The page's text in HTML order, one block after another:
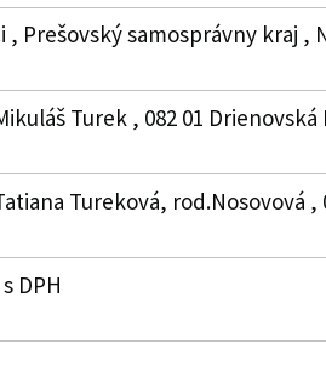
, Prešovský samosprávny kraj ,
Turek , 082 01 Drienovská
Tureková, rod.Nosovová ,
DPH